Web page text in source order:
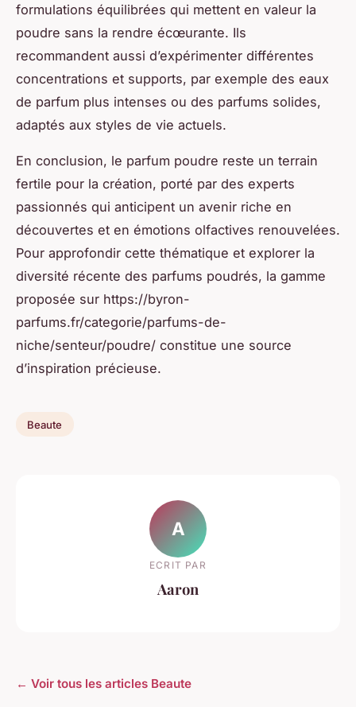
formulations équilibrées qui mettent en valeur la
poudre sans la rendre écœurante. Ils
recommandent aussi d’expérimenter différentes
concentrations et supports, par exemple des eaux
de parfum plus intenses ou des parfums solides,
adaptés aux styles de vie actuels.
En conclusion, le parfum poudre reste un terrain
fertile pour la création, porté par des experts
passionnés qui anticipent un avenir riche en
découvertes et en émotions olfactives renouvelées.
Pour approfondir cette thématique et explorer la
diversité récente des parfums poudrés, la gamme
proposée sur https://byron-
parfums.fr/categorie/parfums-de-
niche/senteur/poudre/ constitue une source
d’inspiration précieuse.
Beaute
A
ECRIT PAR
Aaron
← Voir tous les articles Beaute